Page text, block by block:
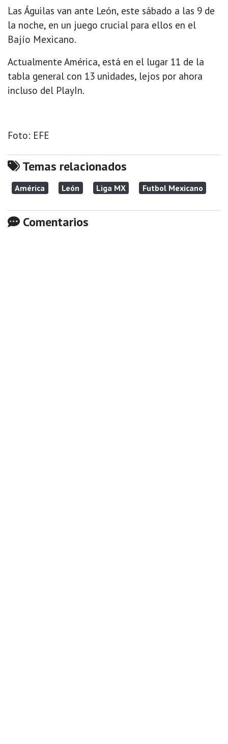
Las Águilas van ante León, este sábado a las 9 de
la noche, en un juego crucial para ellos en el
Bajío Mexicano.
Actualmente América, está en el lugar 11 de la
tabla general con 13 unidades, lejos por ahora
incluso del PlayIn.
Foto: EFE
Temas relacionados
América León Liga MX Futbol Mexicano
Comentarios